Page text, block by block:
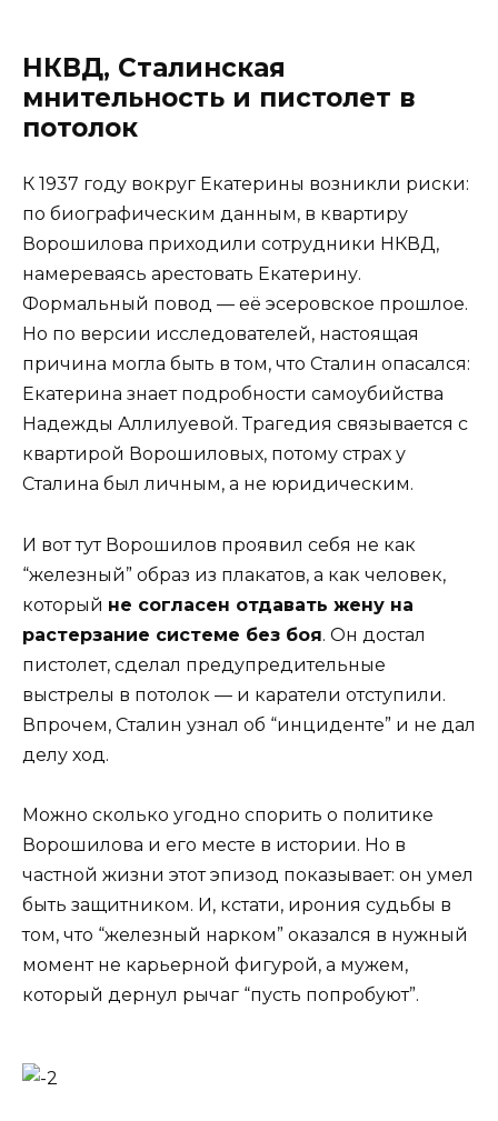
НКВД, Сталинская
мнительность и пистолет в
потолок
К 1937 году вокруг Екатерины возникли риски:
по биографическим данным, в квартиру
Ворошилова приходили сотрудники НКВД,
намереваясь арестовать Екатерину.
Формальный повод — её эсеровское прошлое.
Но по версии исследователей, настоящая
причина могла быть в том, что Сталин опасался:
Екатерина знает подробности самоубийства
Надежды Аллилуевой. Трагедия связывается с
квартирой Ворошиловых, потому страх у
Сталина был личным, а не юридическим.
И вот тут Ворошилов проявил себя не как
“железный” образ из плакатов, а как человек,
который не согласен отдавать жену на
растерзание системе без боя. Он достал
пистолет, сделал предупредительные
выстрелы в потолок — и каратели отступили.
Впрочем, Сталин узнал об “инциденте” и не дал
делу ход.
Можно сколько угодно спорить о политике
Ворошилова и его месте в истории. Но в
частной жизни этот эпизод показывает: он умел
быть защитником. И, кстати, ирония судьбы в
том, что “железный нарком” оказался в нужный
момент не карьерной фигурой, а мужем,
который дернул рычаг “пусть попробуют”.